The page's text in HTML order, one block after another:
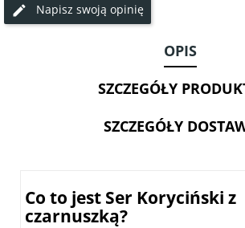
100g
Coppa
BIO
Napisz swoją opinię
OPIS
SZCZEGÓŁY
SZCZEGÓŁY
Co to jest Ser Koryciński z
czarnuszką?